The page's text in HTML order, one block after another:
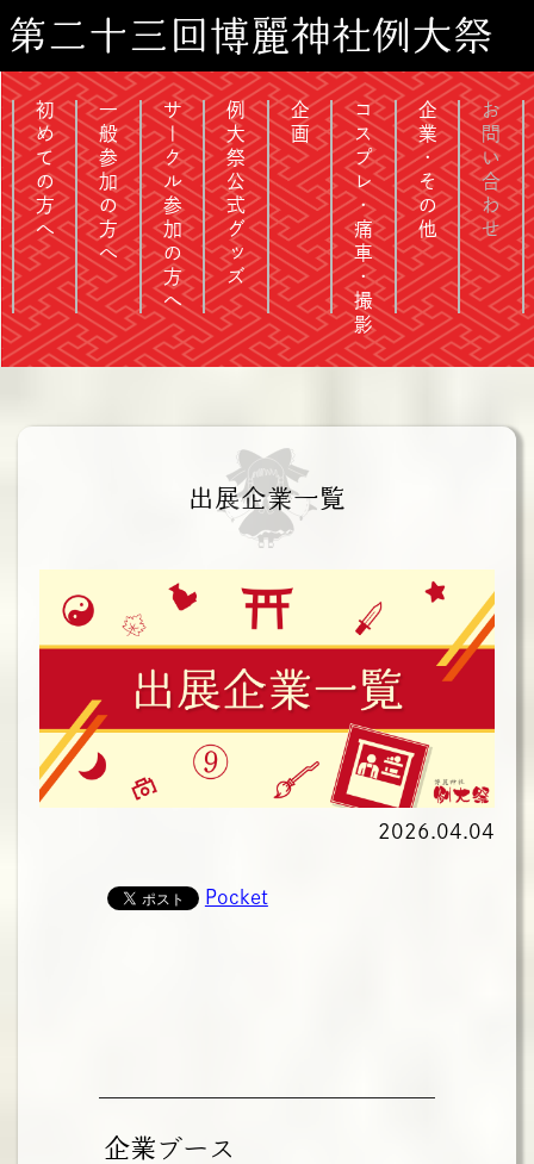
第二十三回博麗神社例大祭
初めての方へ 一般参加の方へ サークル参加の方へ 例大祭公式グッズ 企画 コスプレ・痛車・撮影 企業・その他 お問い合わせ
出展企業一覧
2026.04.04
Pocket
企業ブース